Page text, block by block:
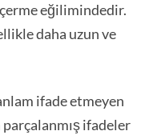
eğilimindedir.
daha uzun ve
ifade etmeyen
ifadeler